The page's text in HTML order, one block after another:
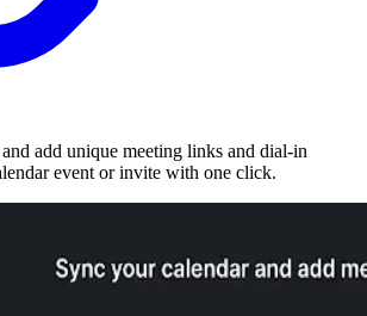
add unique meeting links and dial-in
event or invite with one click.